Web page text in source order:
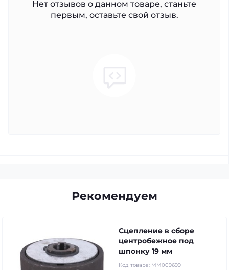
Нет отзывов о данном товаре, станьте
первым, оставьте свой отзыв.
Рекомендуем
Сцепление в сборе
центробежное под
шпонку 19 мм
Код товара: MM009699